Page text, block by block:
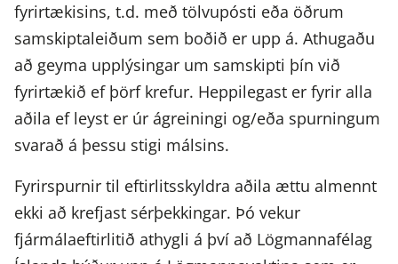
fyrirtækisins, t.d. með tölvupósti eða öðrum
samskiptaleiðum sem boðið er upp á. Athugaðu
að geyma upplýsingar um samskipti þín við
fyrirtækið ef þörf krefur. Heppilegast er fyrir alla
aðila ef leyst er úr ágreiningi og/eða spurningum
svarað á þessu stigi málsins.
Fyrirspurnir til eftirlitsskyldra aðila ættu almennt
ekki að krefjast sérþekkingar. Þó vekur
fjármálaeftirlitið athygli á því að Lögmannafélag
Nefndin úrskurðar um ágreining milli
seljenda fjármálaþjónustu og
viðskiptamanna þeirra. Viðskiptamenn
þeirra geta þar af leiðandi leitað til
nefndarinnar um úrskurð.Seljandi getur
verið fjármálafyrirtæki eða annar aðili
sem veitir fjármálaþjónustu sem heyrir
undir nefndina og er aðili að samningi
nefndarinnar nefnist
málskotsaðili.Málskotsaðili getur verið
neytandi, lögaðili eða einstaklingur í
atvinnurekstri sem telur sig eiga rétt til